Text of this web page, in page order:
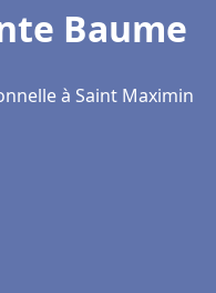
Baume
à Saint Maximin